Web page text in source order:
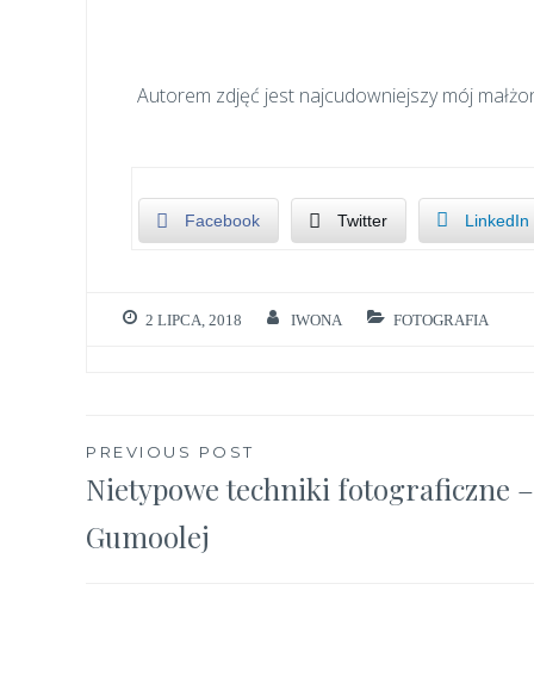
Autorem zdjęć jest najcudowniejszy mój
Facebook Twitter LinkedIn
2 LIPCA, 2018 IWONA FOTOGRAFIA
Nawigacja
wpisu
PREVIOUS POST
Nietypowe techniki fotograficzne –
Gumoolej